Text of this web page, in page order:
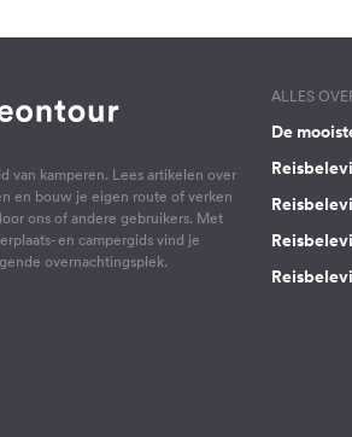
van kamperen. Lees artikelen over
en bouw je eigen route of verken
ons of andere gebruikers. Met
en campergids vind je
overnachtingsplek.
ALLES
De